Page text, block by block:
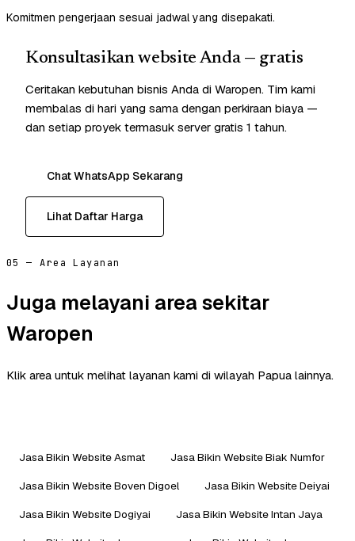
Komitmen pengerjaan sesuai jadwal yang disepakati.
Konsultasikan website Anda — gratis
Ceritakan kebutuhan bisnis Anda di Waropen. Tim kami
membalas di hari yang sama dengan perkiraan biaya —
dan setiap proyek termasuk server gratis 1 tahun.
Chat WhatsApp Sekarang
Lihat Daftar Harga
05 — Area Layanan
Juga melayani area sekitar
Waropen
Klik area untuk melihat layanan kami di wilayah Papua lainnya.
Jasa Bikin Website Asmat
Jasa Bikin Website Biak Numfor
Jasa Bikin Website Boven Digoel
Jasa Bikin Website Deiyai
Jasa Bikin Website Dogiyai
Jasa Bikin Website Intan Jaya